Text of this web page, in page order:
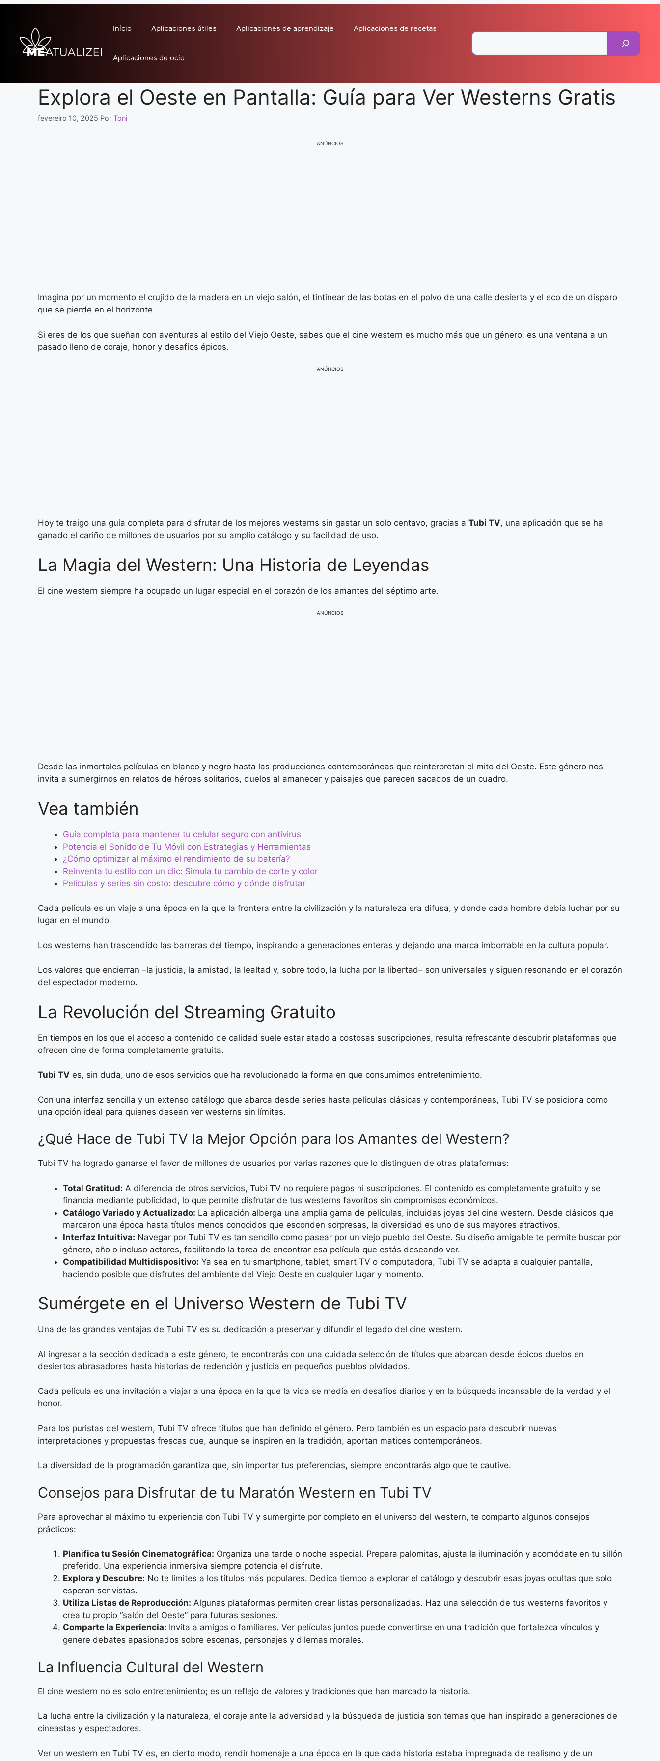
conteúdo
Início Aplicaciones útiles Aplicaciones de aprendizaje Aplicaciones de recetas
Aplicaciones de ocio
Explora el Oeste en Pantalla: Guía para Ver Westerns Gratis
fevereiro 10, 2025 Por Toni
ANÚNCIOS
Imagina por un momento el crujido de la madera en un viejo salón, el tintinear de las botas en el polvo de una calle desierta y el eco de un disparo
que se pierde en el horizonte.
Si eres de los que sueñan con aventuras al estilo del Viejo Oeste, sabes que el cine western es mucho más que un género: es una ventana a un
pasado lleno de coraje, honor y desafíos épicos.
ANÚNCIOS
Hoy te traigo una guía completa para disfrutar de los mejores westerns sin gastar un solo centavo, gracias a Tubi TV, una aplicación que se ha
ganado el cariño de millones de usuarios por su amplio catálogo y su facilidad de uso.
La Magia del Western: Una Historia de Leyendas
El cine western siempre ha ocupado un lugar especial en el corazón de los amantes del séptimo arte.
ANÚNCIOS
Desde las inmortales películas en blanco y negro hasta las producciones contemporáneas que reinterpretan el mito del Oeste. Este género nos
invita a sumergirnos en relatos de héroes solitarios, duelos al amanecer y paisajes que parecen sacados de un cuadro.
Vea también
Guía completa para mantener tu celular seguro con antivirus
Potencia el Sonido de Tu Móvil con Estrategias y Herramientas
¿Cómo optimizar al máximo el rendimiento de su batería?
Reinventa tu estilo con un clic: Simula tu cambio de corte y color
Películas y series sin costo: descubre cómo y dónde disfrutar
Cada película es un viaje a una época en la que la frontera entre la civilización y la naturaleza era difusa, y donde cada hombre debía luchar por su
lugar en el mundo.
Los westerns han trascendido las barreras del tiempo, inspirando a generaciones enteras y dejando una marca imborrable en la cultura popular.
Los valores que encierran –la justicia, la amistad, la lealtad y, sobre todo, la lucha por la libertad– son universales y siguen resonando en el corazón
del espectador moderno.
La Revolución del Streaming Gratuito
En tiempos en los que el acceso a contenido de calidad suele estar atado a costosas suscripciones, resulta refrescante descubrir plataformas que
ofrecen cine de forma completamente gratuita.
Tubi TV es, sin duda, uno de esos servicios que ha revolucionado la forma en que consumimos entretenimiento.
Con una interfaz sencilla y un extenso catálogo que abarca desde series hasta películas clásicas y contemporáneas, Tubi TV se posiciona como
una opción ideal para quienes desean ver westerns sin límites.
¿Qué Hace de Tubi TV la Mejor Opción para los Amantes del Western?
Tubi TV ha logrado ganarse el favor de millones de usuarios por varias razones que lo distinguen de otras plataformas:
Total Gratitud: A diferencia de otros servicios, Tubi TV no requiere pagos ni suscripciones. El contenido es completamente gratuito y se
financia mediante publicidad, lo que permite disfrutar de tus westerns favoritos sin compromisos económicos.
Catálogo Variado y Actualizado: La aplicación alberga una amplia gama de películas, incluidas joyas del cine western. Desde clásicos que
marcaron una época hasta títulos menos conocidos que esconden sorpresas, la diversidad es uno de sus mayores atractivos.
Interfaz Intuitiva: Navegar por Tubi TV es tan sencillo como pasear por un viejo pueblo del Oeste. Su diseño amigable te permite buscar por
género, año o incluso actores, facilitando la tarea de encontrar esa película que estás deseando ver.
Compatibilidad Multidispositivo: Ya sea en tu smartphone, tablet, smart TV o computadora, Tubi TV se adapta a cualquier pantalla,
haciendo posible que disfrutes del ambiente del Viejo Oeste en cualquier lugar y momento.
Sumérgete en el Universo Western de Tubi TV
Una de las grandes ventajas de Tubi TV es su dedicación a preservar y difundir el legado del cine western.
Al ingresar a la sección dedicada a este género, te encontrarás con una cuidada selección de títulos que abarcan desde épicos duelos en
desiertos abrasadores hasta historias de redención y justicia en pequeños pueblos olvidados.
Cada película es una invitación a viajar a una época en la que la vida se medía en desafíos diarios y en la búsqueda incansable de la verdad y el
honor.
Para los puristas del western, Tubi TV ofrece títulos que han definido el género. Pero también es un espacio para descubrir nuevas
interpretaciones y propuestas frescas que, aunque se inspiren en la tradición, aportan matices contemporáneos.
La diversidad de la programación garantiza que, sin importar tus preferencias, siempre encontrarás algo que te cautive.
Consejos para Disfrutar de tu Maratón Western en Tubi TV
Para aprovechar al máximo tu experiencia con Tubi TV y sumergirte por completo en el universo del western, te comparto algunos consejos
prácticos:
Planifica tu Sesión Cinematográfica: Organiza una tarde o noche especial. Prepara palomitas, ajusta la iluminación y acomódate en tu sillón
preferido. Una experiencia inmersiva siempre potencia el disfrute.
Explora y Descubre: No te limites a los títulos más populares. Dedica tiempo a explorar el catálogo y descubrir esas joyas ocultas que solo
esperan ser vistas.
Utiliza Listas de Reproducción: Algunas plataformas permiten crear listas personalizadas. Haz una selección de tus westerns favoritos y
crea tu propio “salón del Oeste” para futuras sesiones.
Comparte la Experiencia: Invita a amigos o familiares. Ver películas juntos puede convertirse en una tradición que fortalezca vínculos y
genere debates apasionados sobre escenas, personajes y dilemas morales.
La Influencia Cultural del Western
El cine western no es solo entretenimiento; es un reflejo de valores y tradiciones que han marcado la historia.
La lucha entre la civilización y la naturaleza, el coraje ante la adversidad y la búsqueda de justicia son temas que han inspirado a generaciones de
cineastas y espectadores.
Ver un western en Tubi TV es, en cierto modo, rendir homenaje a una época en la que cada historia estaba impregnada de realismo y de un